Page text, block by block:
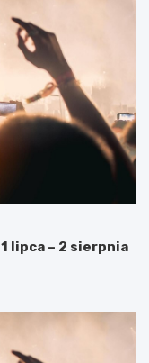
lipca – 2 sierpnia